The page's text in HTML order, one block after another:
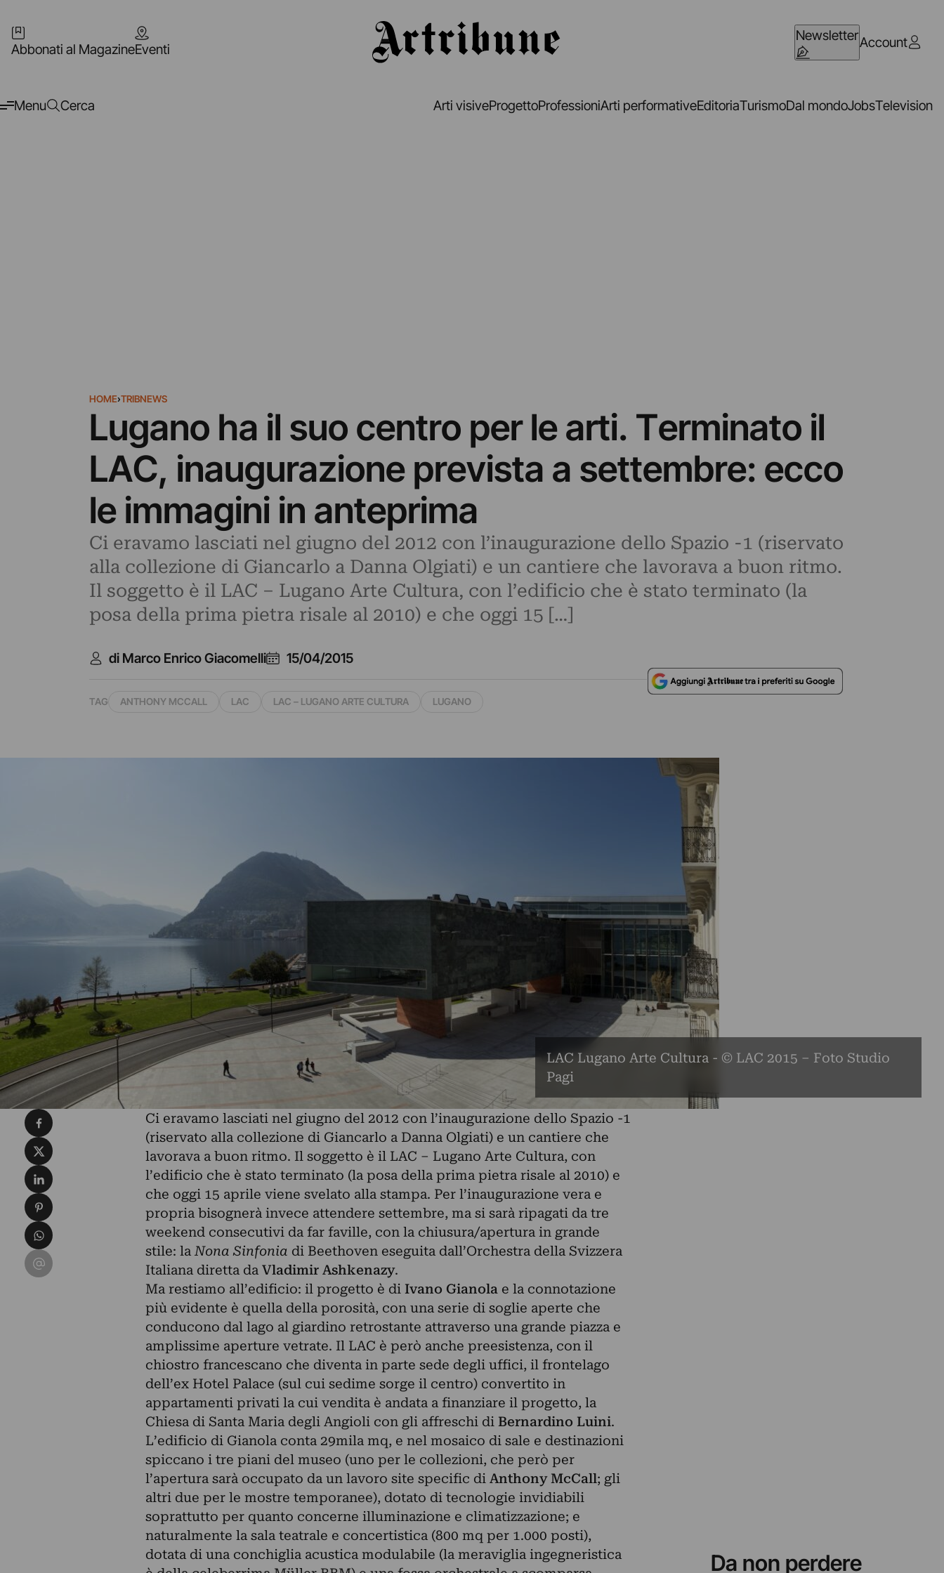
Abbonati al MagazineEventi
NewsletterAccount
Menu Cerca Arti visiveProgettoProfessioniArti performativeEditoriaTurismoDal mondoJobsTelevision
HOME›TRIBNEWS
Lugano ha il suo centro per le arti. Terminato il
LAC, inaugurazione prevista a settembre: ecco
le immagini in anteprima
Ci eravamo lasciati nel giugno del 2012 con l’inaugurazione dello Spazio -1 (riservato
alla collezione di Giancarlo a Danna Olgiati) e un cantiere che lavorava a buon ritmo.
Il soggetto è il LAC – Lugano Arte Cultura, con l’edificio che è stato terminato (la
posa della prima pietra risale al 2010) e che oggi 15 […]
di Marco Enrico Giacomelli 15/04/2015
TAG ANTHONY MCCALL LAC LAC – LUGANO ARTE CULTURA LUGANO
LAC Lugano Arte Cultura - © LAC 2015 – Foto Studio
Pagi
Ci eravamo lasciati nel giugno del 2012 con l’inaugurazione dello Spazio -1
(riservato alla collezione di Giancarlo a Danna Olgiati) e un cantiere che
lavorava a buon ritmo. Il soggetto è il LAC – Lugano Arte Cultura, con
l’edificio che è stato terminato (la posa della prima pietra risale al 2010) e
che oggi 15 aprile viene svelato alla stampa. Per l’inaugurazione vera e
propria bisognerà invece attendere settembre, ma si sarà ripagati da tre
weekend consecutivi da far faville, con la chiusura/apertura in grande
stile: la Nona Sinfonia di Beethoven eseguita dall’Orchestra della Svizzera
Italiana diretta da Vladimir Ashkenazy.
Ma restiamo all’edificio: il progetto è di Ivano Gianolae la connotazione
più evidente è quella della porosità, con una serie di soglie aperte che
conducono dal lago al giardino retrostante attraverso una grande piazza e
amplissime aperture vetrate. Il LAC è però anche preesistenza, con il
chiostro francescano che diventa in parte sede degli uffici, il frontelago
dell’ex Hotel Palace (sul cui sedime sorge il centro) convertito in
appartamenti privati la cui vendita è andata a finanziare il progetto, la
Chiesa di Santa Maria degli Angioli con gli affreschi di Bernardino Luini.
L’edificio di Gianola conta 29mila mq, e nel mosaico di sale e destinazioni
spiccano i tre piani del museo (uno per le collezioni, che però per
l’apertura sarà occupato da un lavoro site specific di Anthony McCall; gli
altri due per le mostre temporanee), dotato di tecnologie invidiabili
soprattutto per quanto concerne illuminazione e climatizzazione; e
naturalmente la sala teatrale e concertistica (800 mq per 1.000 posti),
dotata di una conchiglia acustica modulabile (la meraviglia ingegneristica
Da non perdere
Condividi su Facebook
Condividi su X
Condividi su LinkedIn
Condividi su Pinterest
Condividi su WhatsApp
Condividi su Email